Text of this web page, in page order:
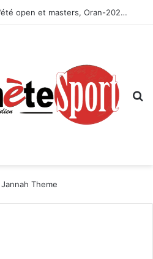
Championnat national d’été open et masters, Oran-2026 — Le CRB s’adjuge le titre